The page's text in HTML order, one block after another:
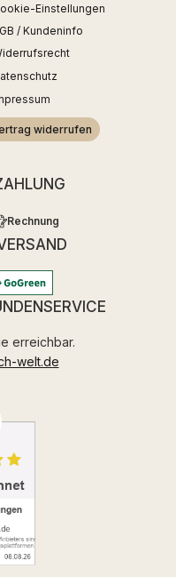
Einstellungen
/ Kundeninfo
widerrufen
Rechnung
erreichbar.
welt.de